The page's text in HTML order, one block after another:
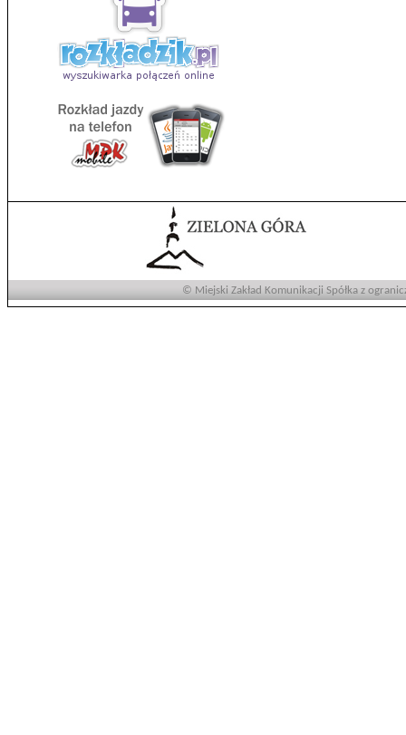
© Miejski Zakład Komunikacji Spółka z